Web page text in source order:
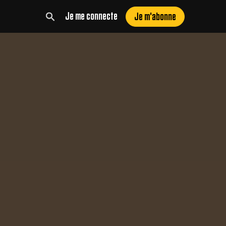
Je me connecte Je m'abonne